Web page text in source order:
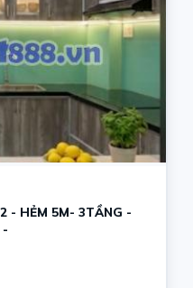
- HẺM 5M- 3TẦNG -
-